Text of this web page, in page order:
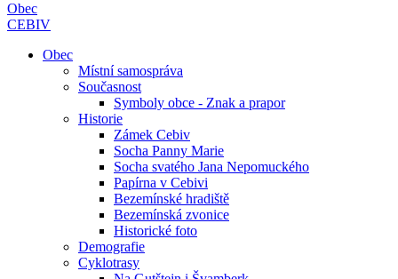
Obec
CEBIV
Obec
Místní samospráva
Současnost
Symboly obce - Znak a prapor
Historie
Zámek Cebiv
Socha Panny Marie
Socha svatého Jana Nepomuckého
Papírna v Cebivi
Bezemínské hradiště
Bezemínská zvonice
Historické foto
Demografie
Cyklotrasy